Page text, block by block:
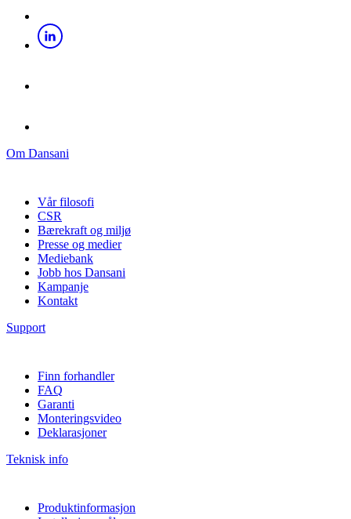
Om Dansani
Vår filosofi
CSR
Bærekraft og miljø
Presse og medier
Mediebank
Jobb hos Dansani
Kampanje
Kontakt
Support
Finn forhandler
FAQ
Garanti
Monteringsvideo
Deklarasjoner
Teknisk info
Produktinformasjon